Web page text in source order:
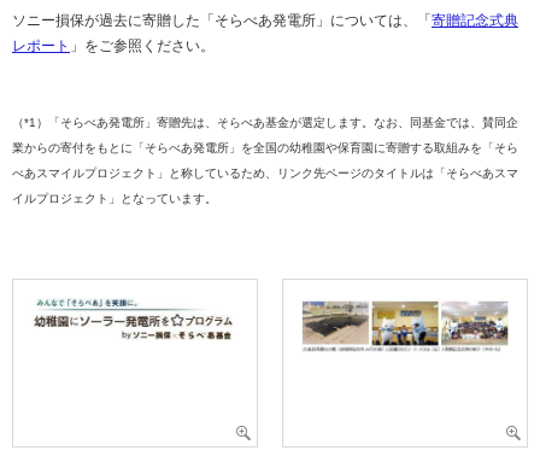
ソニー損保が過去に寄贈した「そらべあ発電所」については、「 寄贈記念式典
レポート 」をご参照ください。
（*1）「そらべあ発電所」寄贈先は、そらべあ基金が選定します。なお、同基金では、賛同企
業からの寄付をもとに「そらべあ発電所」を全国の幼稚園や保育園に寄贈する取組みを「そら
べあスマイルプロジェクト」と称しているため、リンク先ページのタイトルは「そらべあスマ
イルプロジェクト」となっています。